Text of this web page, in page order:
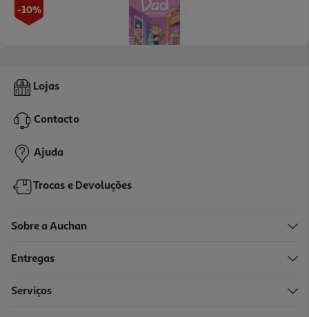
-10%
Livro Dad - Segredos De Família - Livro De Histórias
12,99 € PVP de editor
11,69 €
-10%
Lojas
Contacto
Ajuda
Trocas e Devoluções
Sobre a Auchan
Entregas
Serviços